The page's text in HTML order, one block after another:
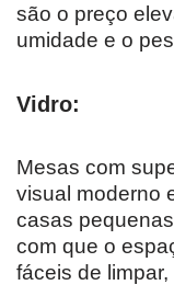
são o preço
umidade e o
Vidro:
Mesas com
visual moderno
casas
com que o
fáceis de